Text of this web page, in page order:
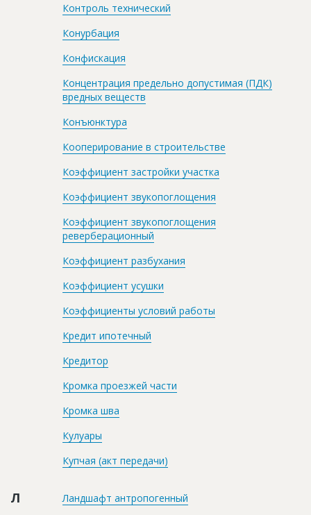
Контроль технический
Конурбация
Конфискация
Концентрация предельно допустимая (ПДК)
вредных веществ
Конъюнктура
Кооперирование в строительстве
Коэффициент застройки участка
Коэффициент звукопоглощения
Коэффициент звукопоглощения
реверберационный
Коэффициент разбухания
Коэффициент усушки
Коэффициенты условий работы
Кредит ипотечный
Кредитор
Кромка проезжей части
Кромка шва
Кулуары
Купчая (акт передачи)
Л
Ландшафт антропогенный